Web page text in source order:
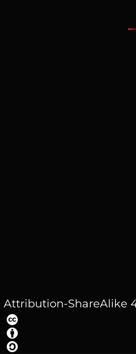
Attribution-ShareAlike